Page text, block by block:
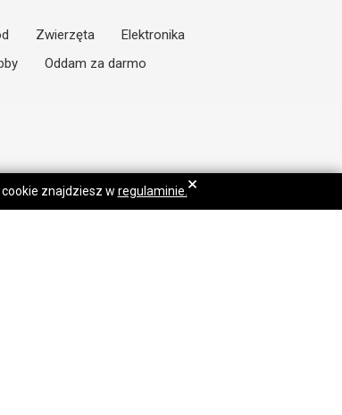
Zwierzęta
Elektronika
Oddam za darmo
znajdziesz w regulaminie. ×